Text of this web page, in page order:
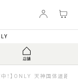
中！】ONLY 天神国体道路店